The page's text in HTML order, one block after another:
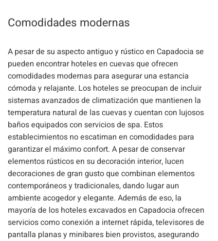
Comodidades modernas
A pesar de su aspecto antiguo y rústico en Capadocia se
pueden encontrar hoteles en cuevas que ofrecen
comodidades modernas para asegurar una estancia
cómoda y relajante. Los hoteles se preocupan de incluir
sistemas avanzados de climatización que mantienen la
temperatura natural de las cuevas y cuentan con lujosos
baños equipados con servicios de spa. Estos
establecimientos no escatiman en comodidades para
garantizar el máximo confort. A pesar de conservar
elementos rústicos en su decoración interior, lucen
decoraciones de gran gusto que combinan elementos
contemporáneos y tradicionales, dando lugar aun
ambiente acogedor y elegante. Además de eso, la
mayoría de los hoteles excavados en Capadocia ofrecen
servicios como conexión a internet rápida, televisores de
pantalla planas y minibares bien provistos, asegurando